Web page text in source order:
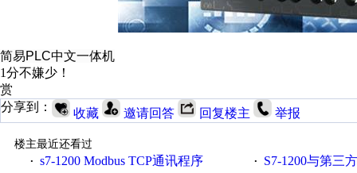
简易PLC中文一体机
1分不嫌少！
赏
分享到：
收藏 邀请回答 回复楼主 举报
楼主最近还看过
· s7-1200 Modbus TCP通讯程序 · S7-1200与第三方设备之